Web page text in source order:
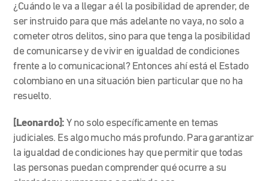
¿Cuándo le va a llegar a él la posibilidad de aprender, de
ser instruido para que más adelante no vaya, no solo a
cometer otros delitos, sino para que tenga la posibilidad
de comunicarse y de vivir en igualdad de condiciones
frente a lo comunicacional? Entonces ahí está el Estado
colombiano en una situación bien particular que no ha
resuelto.
[Leonardo]:Y no solo específicamente en temas
judiciales. Es algo mucho más profundo. Para garantizar
la igualdad de condiciones hay que permitir que todas
las personas puedan comprender qué ocurre a su